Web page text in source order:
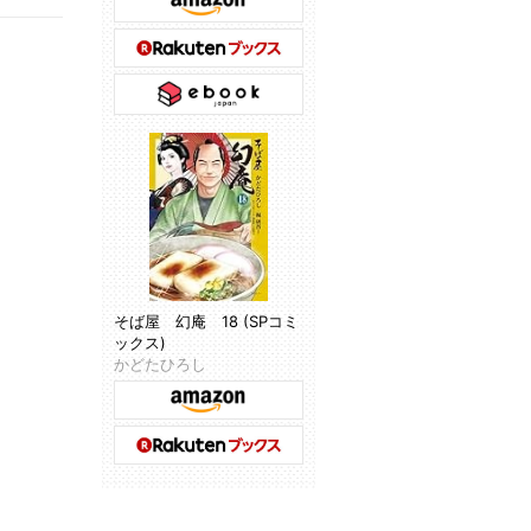
そば屋 幻庵 18 (SPコミ
ックス)
かどたひろし